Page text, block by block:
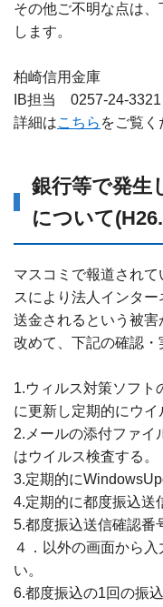
その他ご不明な点は
します。
柏崎信用金庫
IB担当 0257-24-3321
詳細はこちら をご覧く
銀行等で発生
について
マスコミで報道され
スにより法人インタ
送金されるという被害
改めて、下記の確認・
1.ウィルス対策ソフト
に更新し定期的にウイ
2.メールの添付ファイ
はウイルス検査する。
3.定期的に
4.定期的に都度振込送
5.都度振込送信確認番
４．以外の画面から
い。
6.都度振込の1回の振